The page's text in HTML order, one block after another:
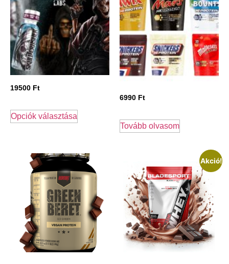
19500 Ft
Opciók választása
6990 Ft
Tovább olvasom
Akció!